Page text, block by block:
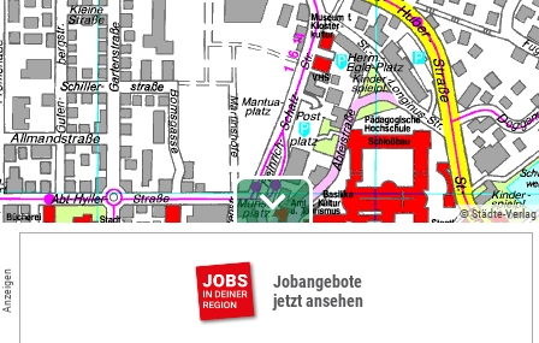
© Städte-Verlag
Anzeigen
Jobangebote
jetzt ansehen